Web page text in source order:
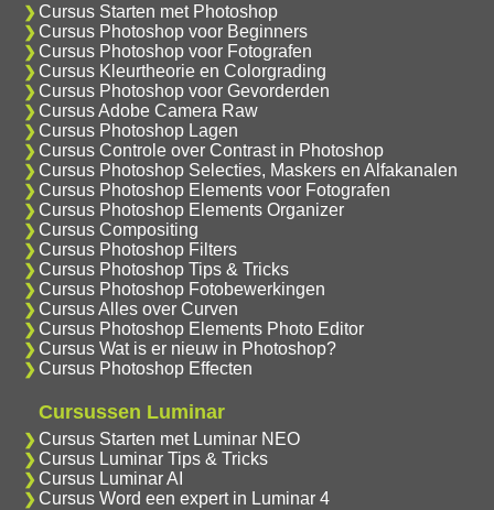
Cursus Starten met Photoshop
Cursus Photoshop voor Beginners
Cursus Photoshop voor Fotografen
Cursus Kleurtheorie en Colorgrading
Cursus Photoshop voor Gevorderden
Cursus Adobe Camera Raw
Cursus Photoshop Lagen
Cursus Controle over Contrast in Photoshop
Cursus Photoshop Selecties, Maskers en Alfakanalen
Cursus Photoshop Elements voor Fotografen
Cursus Photoshop Elements Organizer
Cursus Compositing
Cursus Photoshop Filters
Cursus Photoshop Tips & Tricks
Cursus Photoshop Fotobewerkingen
Cursus Alles over Curven
Cursus Photoshop Elements Photo Editor
Cursus Wat is er nieuw in Photoshop?
Cursus Photoshop Effecten
Cursussen Luminar
Cursus Starten met Luminar NEO
Cursus Luminar Tips & Tricks
Cursus Luminar AI
Cursus Word een expert in Luminar 4